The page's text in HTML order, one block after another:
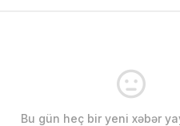
Bu gün heç bir yeni xəbər